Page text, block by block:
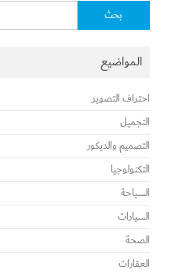
المواضيع
احتراف التصوير
التجميل
التصميم والديكور
التكنولوجيا
السياحة
السيارات
الصحة
العقارات